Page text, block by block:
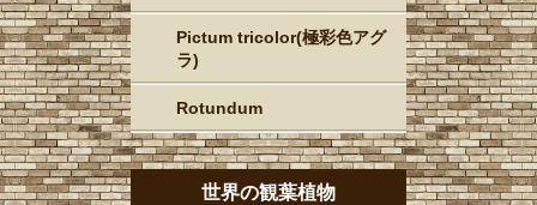
Pictum tricolor(極彩色アグ
ラ)
Rotundum
世界の観葉植物